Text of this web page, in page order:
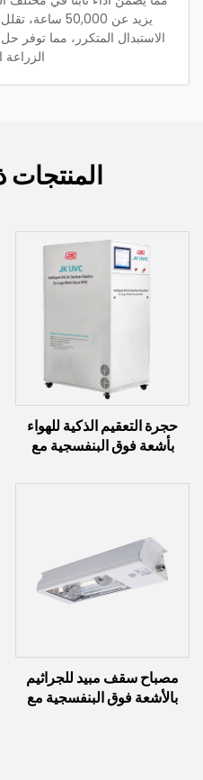
يزيد عن 50,000
الاستبدال المتكرر، مما توفر
الزراعة
المنتجات
حجرة التعقيم الذكية للهواء
بأشعة فوق البنفسجية مع
12 كيلوواط)
مصباح سقف مبيد للجراثيم
بالأشعة فوق البنفسجية مع